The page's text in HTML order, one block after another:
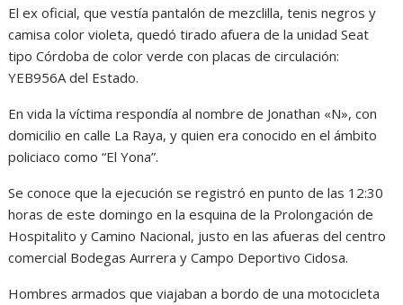
El ex oficial, que vestía pantalón de mezclilla, tenis negros y
camisa color violeta, quedó tirado afuera de la unidad Seat
tipo Córdoba de color verde con placas de circulación:
YEB956A del Estado.
En vida la víctima respondía al nombre de Jonathan «N», con
domicilio en calle La Raya, y quien era conocido en el ámbito
policiaco como “El Yona”.
Se conoce que la ejecución se registró en punto de las 12:30
horas de este domingo en la esquina de la Prolongación de
Hospitalito y Camino Nacional, justo en las afueras del centro
comercial Bodegas Aurrera y Campo Deportivo Cidosa.
Hombres armados que viajaban a bordo de una motocicleta